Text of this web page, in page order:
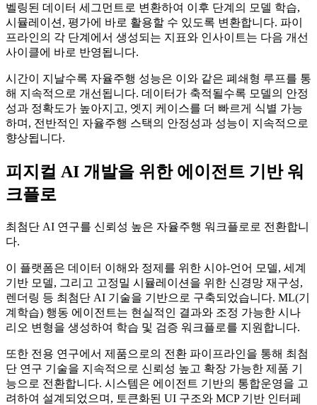
벨링된 데이터 세그먼트로 변환하여 이후 단계의 모델 학습,
시뮬레이션, 평가에 바로 활용할 수 있도록 변환합니다. 파이
프라인의 각 단계에서 생성되는 지표와 인사이트는 다음 개선
사이클에 바로 반영됩니다.
시간이 지날수록 자율주행 성능은 이와 같은 폐쇄형 루프를 통
해 지속적으로 개선됩니다. 데이터가 축적될수록 모델의 안정
성과 정확도가 높아지고, 엣지 케이스를 더 빠르게 식별 가능
하며, 전반적인 자율주행 스택의 안정성과 성능이 지속적으로
향상됩니다.
피지컬 AI 개발을 위한 에이전트 기반 워
크플로
최첨단 AI 연구를 신뢰성 높은 자율주행 워크플로로 전환합니
다.
이 플랫폼은 데이터 이해와 정제를 위한 시야-언어 모델, 세계
기반 모델, 그리고 고정밀 시뮬레이션을 위한 신경망 재구성,
렌더링 등 최첨단 AI 기술을 기반으로 구축되었습니다. ML(기
계학습) 행동 에이전트는 현실적인 결과와 조정 가능한 시나
리오 변형을 생성하여 학습 및 검증 워크플로를 지원합니다.
또한 전용 연구에서 제품으로의 전환 파이프라인을 통해 최첨
단 연구 기술을 지속적으로 신뢰성 높고 확장 가능한 제품 기
능으로 전환합니다. 시스템은 에이전트 기반의 통합운영을 고
려하여 설계되었으며, 토큰화된 UI 구조와 MCP 기반 인터페